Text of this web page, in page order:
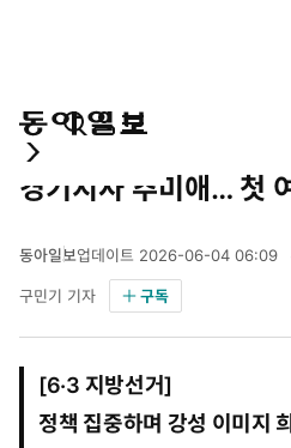
통
검
마
페
지
전
메
펼
치
기
정치 6·3 지방선거
경기지사 추미애… 첫
동아일보업데이트 2026-06-04 06:09
0
6
월
4
구민기 기자 구독
[6·3 지방선거]
정책 집중하며 강성 이미지